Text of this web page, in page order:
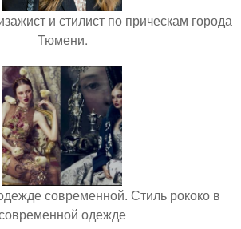
и стилист по прическам города
Тюмени.
современной. Стиль рококо в
одежде